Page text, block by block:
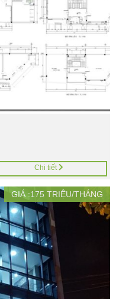
Chi tiết
GIÁ :175 TRIỆU/THÁNG